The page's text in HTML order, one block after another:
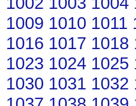
1009 1010 1011
1016 1017 1018
1023 1024 1025
1030 1031 1032